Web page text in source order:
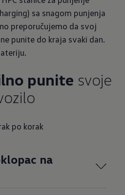
sa snagom punjenja
preporučujemo da svoj
punite do kraja svaki dan.
punite svoje
po korak
na